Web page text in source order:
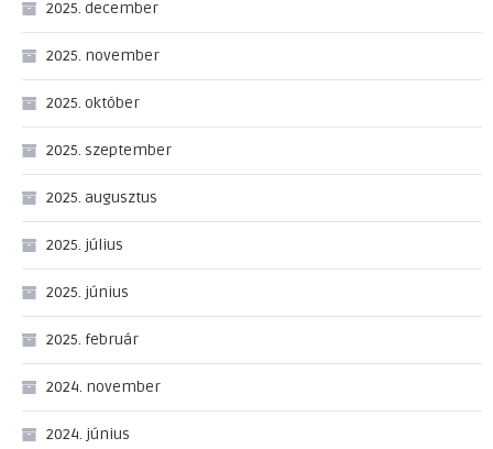
2025. december
2025. november
2025. október
2025. szeptember
2025. augusztus
2025. július
2025. június
2025. február
2024. november
2024. június